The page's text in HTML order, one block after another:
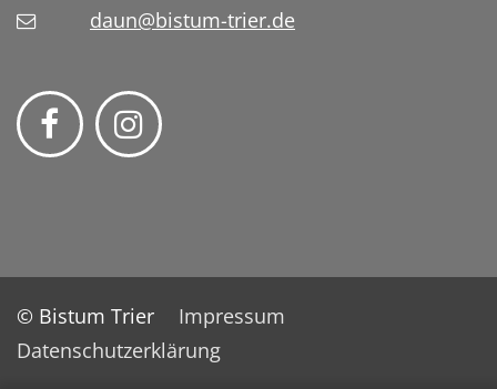
daun@bistum-trier.de
© Bistum Trier
Impressum
Datenschutzerklärung